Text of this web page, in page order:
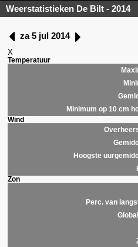
Weerstatistieken De Bilt - 2014
za 5 jul 2014
X
Temperatuur
Minimum op 10 cm
Wind
Hoogste
Zon
Perc. van